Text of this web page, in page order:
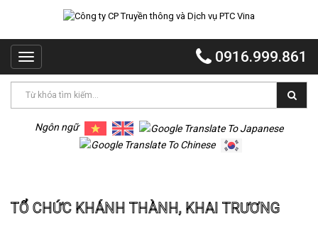
Toggle
navigation
0916.999.861
PTC
PTC
EVENT
MR
Ngôn ngữ
TỔ CHỨC KHÁNH THÀNH, KHAI TRƯƠNG